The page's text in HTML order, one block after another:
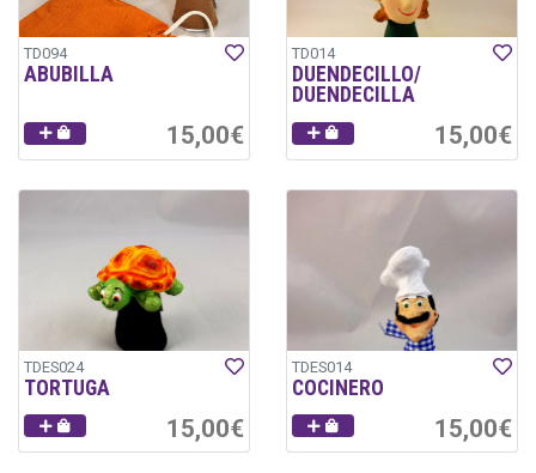
TD094
ABUBILLA
15,00€
TD014
DUENDECILLO/
DUENDECILLA
15,00€
TDES024
TORTUGA
15,00€
TDES014
COCINERO
15,00€